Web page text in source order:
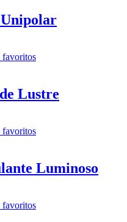
favoritos
Lustre
favoritos
Luminoso
favoritos